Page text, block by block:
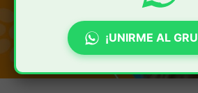
¡UNIRME AL